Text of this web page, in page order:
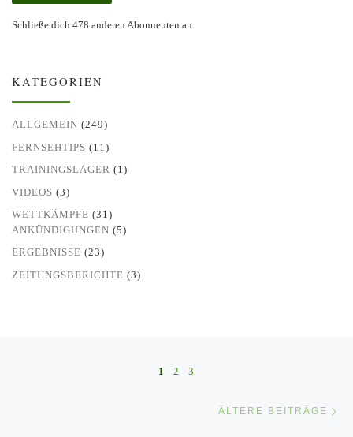
Schließe dich 478 anderen Abonnenten an
KATEGORIEN
ALLGEMEIN (249)
FERNSEHTIPS (11)
TRAININGSLAGER (1)
VIDEOS (3)
WETTKÄMPFE (31)
ANKÜNDIGUNGEN (5)
ERGEBNISSE (23)
ZEITUNGSBERICHTE (3)
Beitragsnavigation
1 2 3
ÄLTERE BEITRÄGE